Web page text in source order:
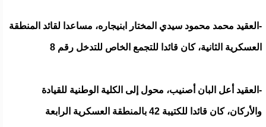
-العقيد محمد محمود سيدي المختار ابنيجاره، مساعدا لقائد المنطقة
العسكرية الثانية، كان قائدا للتجمع الخاص للتدخل رقم 8
-العقيد أعل البان أصنيب، محول إلى الكلية الوطنية للقيادة
والأركان، كان قائدا للكتيبة 42 بالمنطقة العسكرية الرابعة